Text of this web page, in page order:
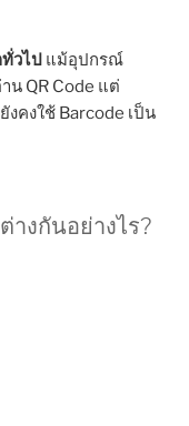
วไป แม้อุปกรณ์
น QR Code แต่
คงใช้ Barcode เป็น
างกันอย่างไร?